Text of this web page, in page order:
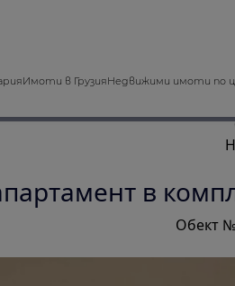
Имоти в ГрузияНедвижими имоти по
в
Обект